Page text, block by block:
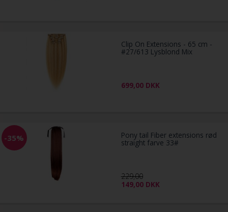
Clip On Extensions - 65 cm -
#27/613 Lysblond Mix
699,00 DKK
-35% Pony tail Fiber extensions rød
straight farve 33#
229,00
149,00 DKK